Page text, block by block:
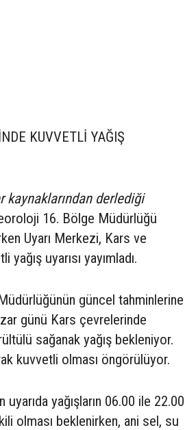
KUVVETLİ YAĞIŞ
kaynaklarından derlediği
16. Bölge Müdürlüğü
Uyarı Merkezi, Kars ve
uyarısı yayımladı.
güncel tahminlerine
günü Kars çevrelerinde
sağanak yağış bekleniyor.
kuvvetli olması öngörülüyor.
uyarıda yağışların 06.00 ile 22.00
olması beklenirken, ani sel, su